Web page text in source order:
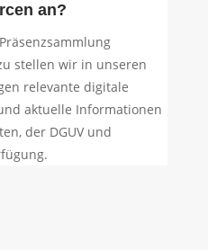
an?
stellen wir in unseren
relevante digitale
aktuelle Informationen
der DGUV und